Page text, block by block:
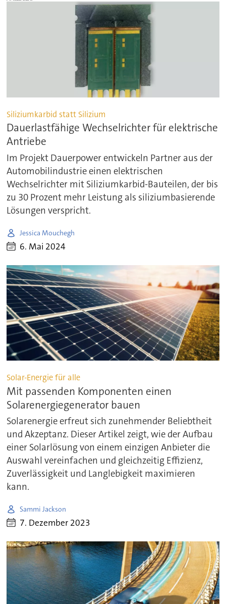
Siliziumkarbid statt Silizium
Dauerlastfähige Wechselrichter für elektrische
Antriebe
Im Projekt Dauerpower entwickeln Partner aus der
Automobilindustrie einen elektrischen
Wechselrichter mit Siliziumkarbid-Bauteilen, der bis
zu 30 Prozent mehr Leistung als siliziumbasierende
Lösungen verspricht.
Jessica Mouchegh
6. Mai 2024
Solar-Energie für alle
Mit passenden Komponenten einen
Solarenergiegenerator bauen
Solarenergie erfreut sich zunehmender Beliebtheit
und Akzeptanz. Dieser Artikel zeigt, wie der Aufbau
einer Solarlösung von einem einzigen Anbieter die
Auswahl vereinfachen und gleichzeitig Effizienz,
Zuverlässigkeit und Langlebigkeit maximieren
kann.
Sammi Jackson
7. Dezember 2023